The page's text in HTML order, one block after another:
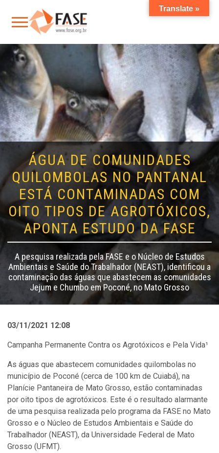
ÁGUA DE COMUNIDADES
QUILOMBOLAS NO PANTANAL
ESTÁ CONTAMINADAS COM
OITO TIPOS DE AGROTÓXICOS,
APONTA ESTUDO DA FASE
A pesquisa realizada pela FASE e o Núcleo de Estudos
Ambientais e Saúde do Trabalhador (NEAST), identificou a
contaminação das águas que abastecem as comunidades
Jejum e Chumbo em Poconé, no Mato Grosso
03/11/2021 12:08
Campanha Permanente Contra os Agrotóxicos e Pela Vida¹
As águas que abastecem comunidades quilombolas no
município de Poconé (cerca de 100 km de Cuiabá), na
Planície Pantaneira de Mato Grosso, estão contaminadas
por oito tipos de agrotóxicos. Este é o resultado alarmante
de uma pesquisa realizada pelo programa da FASE no Mato
Grosso e o Núcleo de Estudos Ambientais e Saúde do
Trabalhador (NEAST), da Universidade Federal de Mato
Grosso (UFMT).
Translate »